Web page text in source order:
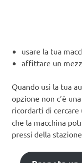
usare la tua
affittare un
Quando usi la tua
opzione non c’è
ricordarti di cercare
che la macchina
pressi della